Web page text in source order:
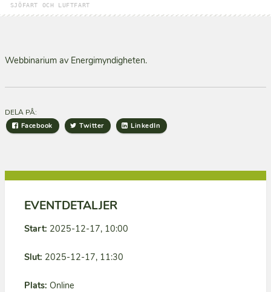
SJÖFART OCH LUFTFART
Webbinarium av Energimyndigheten.
DELA PÅ:
Facebook Twitter LinkedIn
EVENTDETALJER
Start: 2025-12-17, 10:00
Slut: 2025-12-17, 11:30
Plats: Online